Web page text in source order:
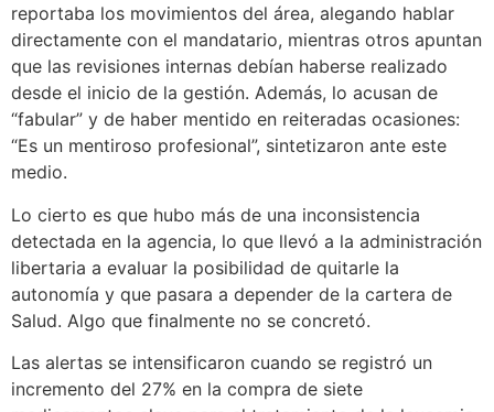
reportaba los movimientos del área, alegando hablar
directamente con el mandatario, mientras otros apuntan
que las revisiones internas debían haberse realizado
desde el inicio de la gestión. Además, lo acusan de
“fabular” y de haber mentido en reiteradas ocasiones:
“Es un mentiroso profesional”, sintetizaron ante este
medio.
Lo cierto es que hubo más de una inconsistencia
detectada en la agencia, lo que llevó a la administración
libertaria a evaluar la posibilidad de quitarle la
autonomía y que pasara a depender de la cartera de
Salud. Algo que finalmente no se concretó.
Las alertas se intensificaron cuando se registró un
incremento del 27% en la compra de siete